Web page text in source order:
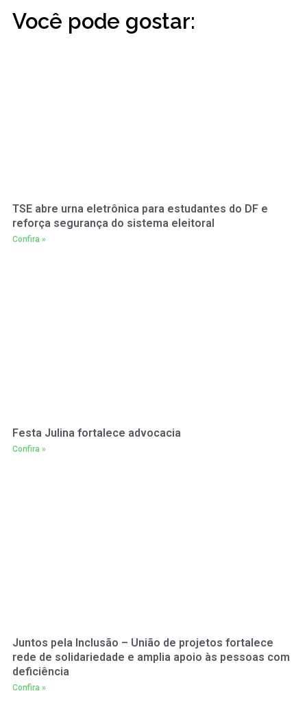
Você pode gostar:
TSE abre urna eletrônica para estudantes do DF e
reforça segurança do sistema eleitoral
Confira »
Festa Julina fortalece advocacia
Confira »
Juntos pela Inclusão – União de projetos fortalece
rede de solidariedade e amplia apoio às pessoas com
deficiência
Confira »